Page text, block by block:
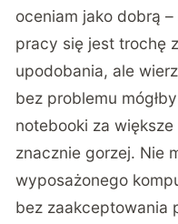
oceniam jako dobrą
pracy się jest trochę
upodobania, ale
bez problemu
notebooki za
znacznie gorzej. Nie
wyposażonego
bez zaakceptowania